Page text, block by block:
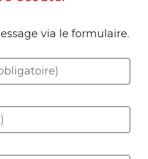
via le formulaire.